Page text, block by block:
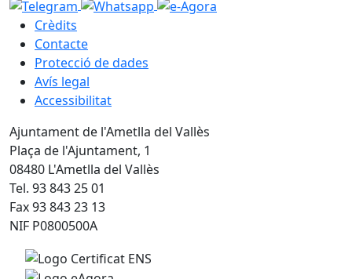
Crèdits
Contacte
Protecció de dades
Avís legal
Accessibilitat
Ajuntament de l'Ametlla del Vallès
Plaça de l'Ajuntament, 1
08480 L'Ametlla del Vallès
Tel. 93 843 25 01
Fax 93 843 23 13
NIF P0800500A